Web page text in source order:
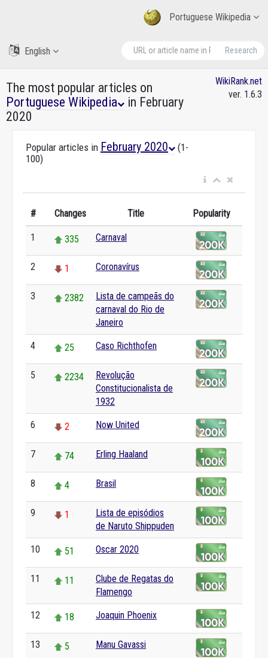
Portuguese Wikipedia
Research
English
The most popular articles on
Portuguese Wikipedia
in February
2020
WikiRank.net
ver. 1.6.3
Popular articles in February 2020
(1-
100)
# Changes Title Popularity
1 335 Carnaval
2 1 Coronavírus
3 2382
Lista de campeãs do
carnaval do Rio de
Janeiro
4 25 Caso Richthofen
5 2234
Revolução
Constitucionalista de
1932
6 2 Now United
7 74 Erling Haaland
8 4 Brasil
9 1
Lista de episódios
de Naruto Shippuden
10 51 Oscar 2020
11 11
Clube de Regatas do
Flamengo
12 18 Joaquin Phoenix
13 5 Manu Gavassi